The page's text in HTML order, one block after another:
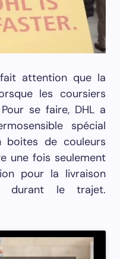
attention que la
les coursiers
se faire, DHL a
spécial
boites de couleurs
une fois seulement
pour la livraison
durant le trajet.